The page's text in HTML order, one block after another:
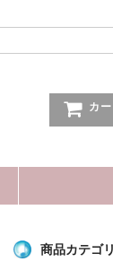
カ
商品カテゴ